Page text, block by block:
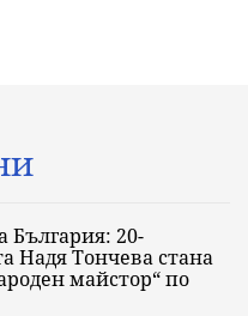
България: 20-
Надя Тончева стана
майстор“ по